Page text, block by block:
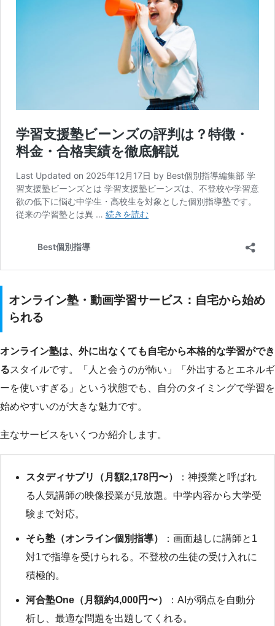
オンライン塾・動画学習サービス：自宅から始め
られる
オンライン塾は、外に出なくても自宅から本格的な学習ができ
るスタイルです。「人と会うのが怖い」「外出するとエネルギ
ーを使いすぎる」という状態でも、自分のタイミングで学習を
始めやすいのが大きな魅力です。
主なサービスをいくつか紹介します。
スタディサプリ（月額2,178円〜）
：神授業と呼ばれ
る人気講師の映像授業が見放題。中学内容から大学受
験まで対応。
そら塾（オンライン個別指導）
：画面越しに講師と1
対1で指導を受けられる。不登校の生徒の受け入れに
積極的。
河合塾One（月額約4,000円〜）
：AIが弱点を自動分
析し、最適な問題を出題してくれる。